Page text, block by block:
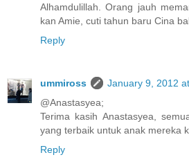
Alhamdulillah. Orang jauh
kan Amie, cuti tahun baru Cina
Reply
ummiross
January 9, 2012
@Anastasyea;
Terima kasih Anastasyea,
yang terbaik untuk anak mereka
Reply